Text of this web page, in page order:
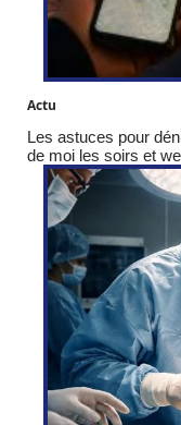
Actu
Les astuces pour
de moi les soirs et